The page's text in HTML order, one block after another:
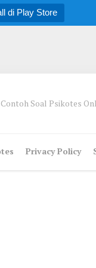
di Play Store
Contoh Soal Psikotes
Privacy Policy